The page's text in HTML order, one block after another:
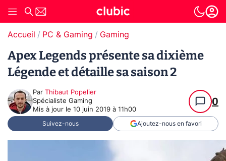
Accueil PC & Gaming Gaming
Apex Legends présente sa dixième
Légende et détaille sa saison 2
Par Thibaut Popelier
Spécialiste Gaming
Mis à jour le 10 juin 2019 à 11h00
0
Suivez-nous Ajoutez-nous en favori